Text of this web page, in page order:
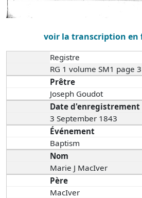
voir la transcription en
Registre
RG 1 volume SM1 page
Prêtre
Joseph Goudot
Date d'enregistrement
3 September 1843
Événement
Baptism
Nom
Marie J MacIver
Père
MacIver